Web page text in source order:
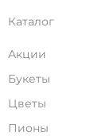
Каталог
Акции
Букеты
Цветы
Пионы